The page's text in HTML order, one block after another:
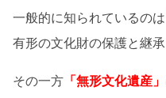
一般的に知られているのは
有形の文化財の保護と継
その一方 「無形文化遺産」